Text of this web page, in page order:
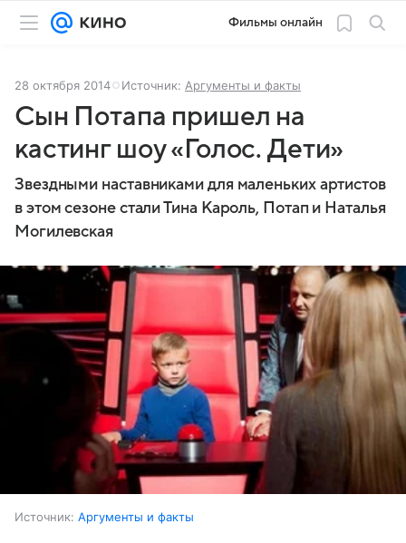
Фильмы онлайн
28 октября 2014 Источник: Аргументы и факты
Сын Потапа пришел на
кастинг шоу «Голос. Дети»
Звездными наставниками для маленьких артистов
в этом сезоне стали Тина Кароль, Потап и Наталья
Могилевская
Источник: Аргументы и факты